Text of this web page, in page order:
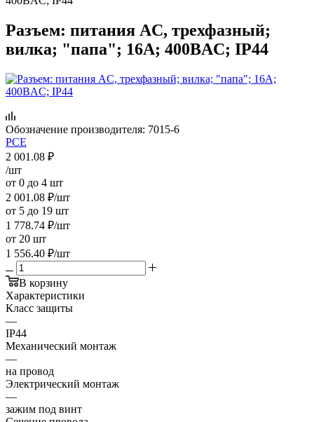
Разъем: питания AC, трехфазный;
вилка; "папа"; 16А; 400ВAC; IP44
Обозначение производителя: 7015-6
PCE
2 001.08 ₽
/шт
от 0 до 4 шт
2 001.08 ₽/шт
от 5 до 19 шт
1 778.74 ₽/шт
от 20 шт
1 556.40 ₽/шт
В корзину
Характеристики
Класс защиты
—
IP44
Механический монтаж
—
на провод
Электрический монтаж
—
зажим под винт